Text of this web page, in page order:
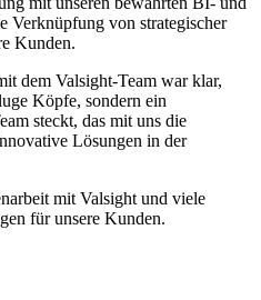
Verknüpfung von strategischer
Kunden.
dem Valsight-Team war klar,
Köpfe, sondern ein
steckt, das mit uns die
Lösungen in der
mit Valsight und viele
für unsere Kunden.